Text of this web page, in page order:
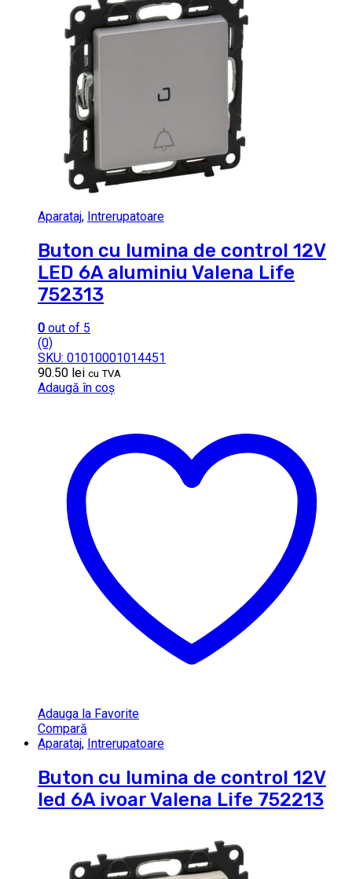
Aparataj, Intrerupatoare
Buton cu lumina de control 12V
LED 6A aluminiu Valena Life
752313
0 out of 5
(0)
SKU: 01010001014451
90.50 lei cu TVA
Adaugă în coș
Adauga la Favorite
Compară
Aparataj, Intrerupatoare
Buton cu lumina de control 12V
led 6A ivoar Valena Life 752213